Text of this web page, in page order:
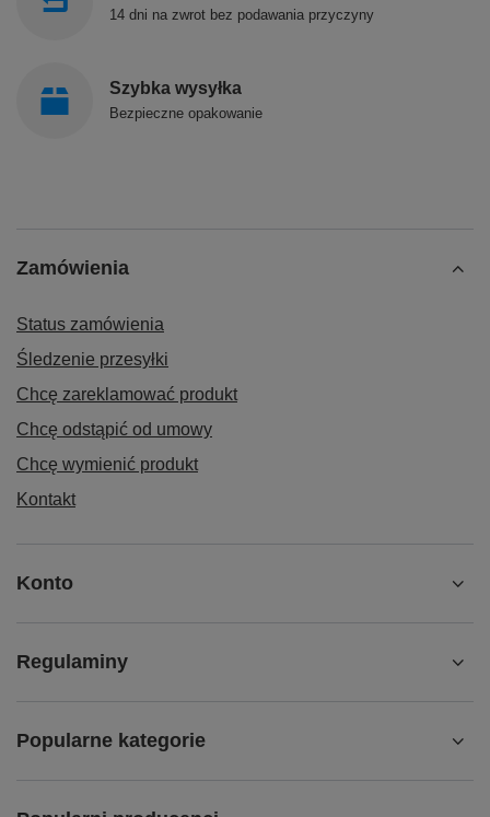
14 dni na zwrot bez podawania przyczyny
Szybka wysyłka
Bezpieczne opakowanie
Zamówienia
Status zamówienia
Śledzenie przesyłki
Chcę zareklamować produkt
Chcę odstąpić od umowy
Chcę wymienić produkt
Kontakt
Konto
Regulaminy
Popularne kategorie